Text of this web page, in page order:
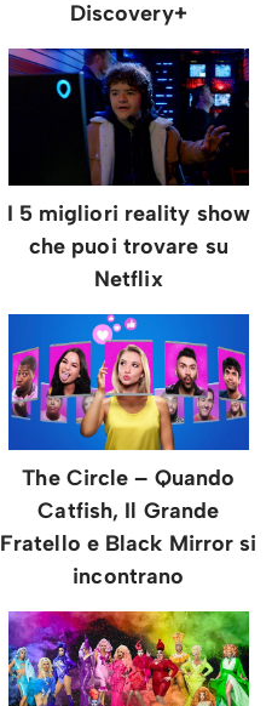
Discovery+
I 5 migliori reality show
che puoi trovare su
Netflix
The Circle – Quando
Catfish, Il Grande
Fratello e Black Mirror si
incontrano